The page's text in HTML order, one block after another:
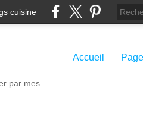
cuisine
par mes
Accueil